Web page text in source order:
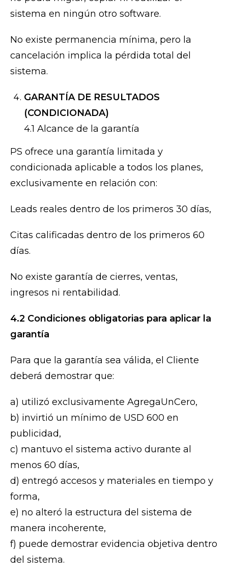
sistema en ningún otro software.
No existe permanencia mínima, pero la
cancelación implica la pérdida total del
sistema.
GARANTÍA DE RESULTADOS
(CONDICIONADA)
4.1 Alcance de la garantía
PS ofrece una garantía limitada y
condicionada aplicable a todos los planes,
exclusivamente en relación con:
Leads reales dentro de los primeros 30 días,
Citas calificadas dentro de los primeros 60
días.
No existe garantía de cierres, ventas,
ingresos ni rentabilidad.
4.2 Condiciones obligatorias para aplicar la
garantía
Para que la garantía sea válida, el Cliente
deberá demostrar que:
a) utilizó exclusivamente AgregaUnCero,
b) invirtió un mínimo de USD 600 en
publicidad,
c) mantuvo el sistema activo durante al
menos 60 días,
d) entregó accesos y materiales en tiempo y
forma,
e) no alteró la estructura del sistema de
manera incoherente,
f) puede demostrar evidencia objetiva dentro
del sistema.